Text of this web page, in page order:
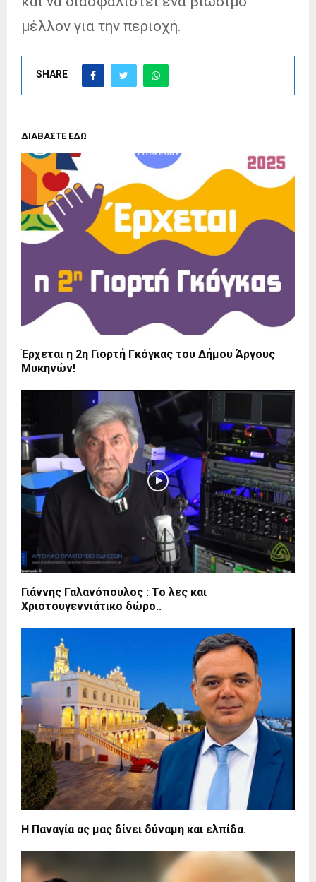
μέλλον για την περιοχή.
SHARE
ΔΙΑΒΑΣΤΕ ΕΔΩ
Έρχεται η 2η Γιορτή Γκόγκας του Δήμου Άργους
Μυκηνών!
Γιάννης Γαλανόπουλος : Το λες και
Χριστουγεννιάτικο δώρο..
Η Παναγία ας μας δίνει δύναμη και ελπίδα.